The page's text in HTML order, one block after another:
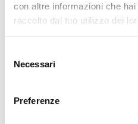
con altre informazioni che
raccolto dal tuo utilizzo dei
delNecessari
Preferenze
Per le aziende che
trasformando ogni
In Archetipo